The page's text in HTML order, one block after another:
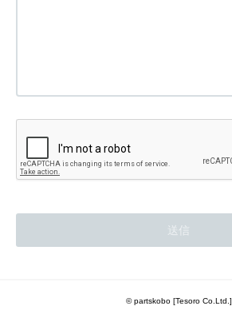
© partskobo [Tesoro Co.Ltd.]